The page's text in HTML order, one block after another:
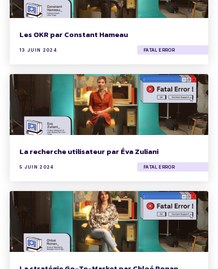
Les OKR par Constant Hameau
13 JUIN 2024 FATAL ERROR
La recherche utilisateur par Éva Zuliani
5 JUIN 2024 FATAL ERROR